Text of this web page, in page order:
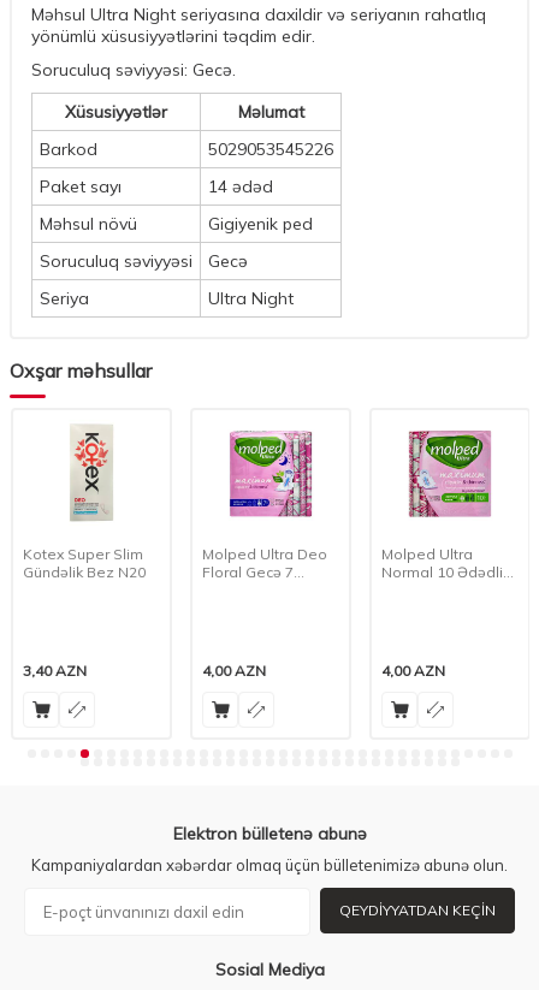
Məhsul Ultra Night seriyasına daxildir və seriyanın rahatlıq
yönümlü xüsusiyyətlərini təqdim edir.
Soruculuq səviyyəsi: Gecə.
Xüsusiyyətlər
Məlumat
Barkod
5029053545226
Paket sayı
14 ədəd
Məhsul növü
Gigiyenik ped
Soruculuq səviyyəsi
Gecə
Seriya
Ultra Night
Oxşar məhsullar
Kotex Super Slim
Gündəlik Bez N20
3,40AZN
Molped Ultra Deo
Floral Gecə 7
4,00AZN
Molped Ultra
Normal 10 Ədədli
4,00AZN
Elektron bülletenə abunə
Kampaniyalardan xəbərdar olmaq üçün bülletenimizə abunə olun.
QEYDIYYATDAN KEÇIN
Sosial Mediya